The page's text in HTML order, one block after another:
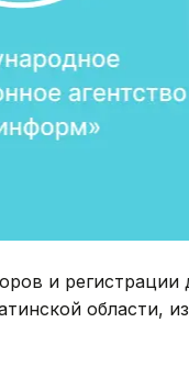
и регистрации
области,